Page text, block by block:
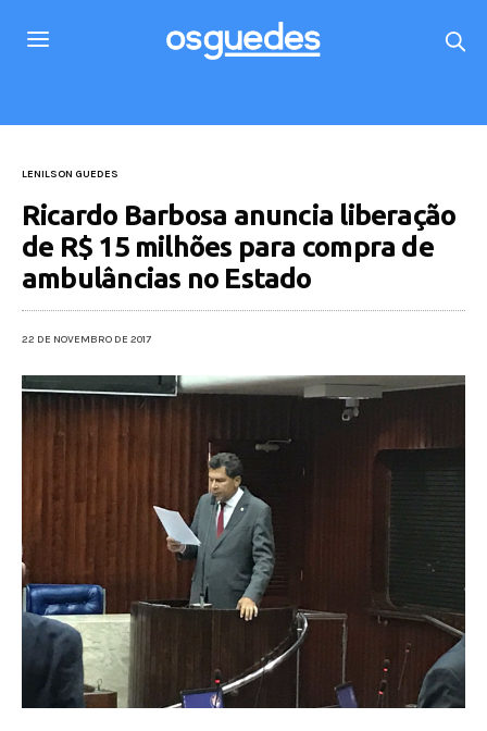
LENILSON GUEDES
Ricardo Barbosa anuncia liberação
de R$ 15 milhões para compra de
ambulâncias no Estado
22 DE NOVEMBRO DE 2017